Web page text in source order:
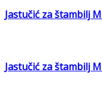
Jastučić za štambilj
Jastučić za štambilj